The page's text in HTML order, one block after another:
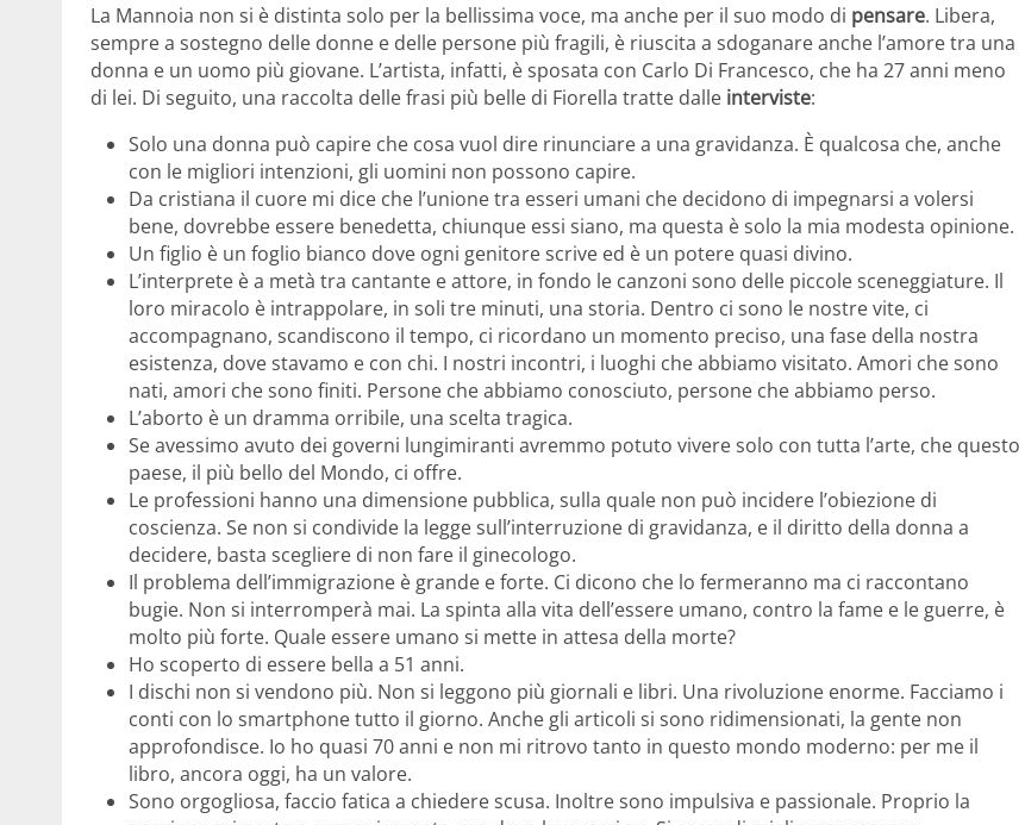
La Mannoia non si è distinta solo per la bellissima voce, ma anche per il suo modo di pensare. Libera,
sempre a sostegno delle donne e delle persone più fragili, è riuscita a sdoganare anche l’amore tra una
donna e un uomo più giovane. L’artista, infatti, è sposata con Carlo Di Francesco, che ha 27 anni meno
di lei. Di seguito, una raccolta delle frasi più belle di Fiorella tratte dalle interviste:
Solo una donna può capire che cosa vuol dire rinunciare a una gravidanza. È qualcosa che, anche
con le migliori intenzioni, gli uomini non possono capire.
Da cristiana il cuore mi dice che l’unione tra esseri umani che decidono di impegnarsi a volersi
bene, dovrebbe essere benedetta, chiunque essi siano, ma questa è solo la mia modesta opinione.
Un figlio è un foglio bianco dove ogni genitore scrive ed è un potere quasi divino.
L’interprete è a metà tra cantante e attore, in fondo le canzoni sono delle piccole sceneggiature. Il
loro miracolo è intrappolare, in soli tre minuti, una storia. Dentro ci sono le nostre vite, ci
accompagnano, scandiscono il tempo, ci ricordano un momento preciso, una fase della nostra
esistenza, dove stavamo e con chi. I nostri incontri, i luoghi che abbiamo visitato. Amori che sono
nati, amori che sono finiti. Persone che abbiamo conosciuto, persone che abbiamo perso.
L’aborto è un dramma orribile, una scelta tragica.
Se avessimo avuto dei governi lungimiranti avremmo potuto vivere solo con tutta l’arte, che questo
paese, il più bello del Mondo, ci offre.
Le professioni hanno una dimensione pubblica, sulla quale non può incidere l’obiezione di
coscienza. Se non si condivide la legge sull’interruzione di gravidanza, e il diritto della donna a
decidere, basta scegliere di non fare il ginecologo.
Il problema dell’immigrazione è grande e forte. Ci dicono che lo fermeranno ma ci raccontano
bugie. Non si interromperà mai. La spinta alla vita dell’essere umano, contro la fame e le guerre, è
molto più forte. Quale essere umano si mette in attesa della morte?
Ho scoperto di essere bella a 51 anni.
I dischi non si vendono più. Non si leggono più giornali e libri. Una rivoluzione enorme. Facciamo i
conti con lo smartphone tutto il giorno. Anche gli articoli si sono ridimensionati, la gente non
approfondisce. Io ho quasi 70 anni e non mi ritrovo tanto in questo mondo moderno: per me il
libro, ancora oggi, ha un valore.
Sono orgogliosa, faccio fatica a chiedere scusa. Inoltre sono impulsiva e passionale. Proprio la